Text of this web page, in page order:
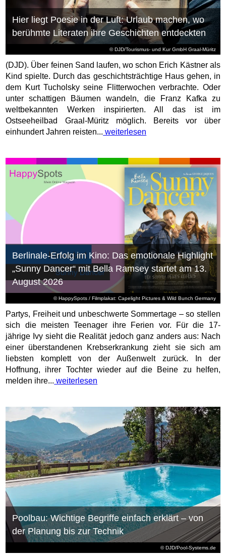
© DJD/Tourismus- und Kur GmbH Graal-Müritz
Hier liegt Poesie in der Luft: Urlaub machen, wo
berühmte Literaten ihre Geschichten entdeckten
(DJD). Über feinen Sand laufen, wo schon Erich Kästner als
Kind spielte. Durch das geschichtsträchtige Haus gehen, in
dem Kurt Tucholsky seine Flitterwochen verbrachte. Oder
unter schattigen Bäumen wandeln, die Franz Kafka zu
weltbekannten Werken inspirierten. All das ist im
Ostseeheilbad Graal-Müritz möglich. Bereits vor über
einhundert Jahren reisten... weiterlesen
© HappySpots / Filmplakat: Capelight Pictures & Wild Bunch Germany
Berlinale-Erfolg im Kino: Das emotionale Highlight
„Sunny Dancer“ mit Bella Ramsey startet am 13.
August 2026
Partys, Freiheit und unbeschwerte Sommertage – so stellen
sich die meisten Teenager ihre Ferien vor. Für die 17-
jährige Ivy sieht die Realität jedoch ganz anders aus: Nach
einer überstandenen Krebserkrankung zieht sie sich am
liebsten komplett von der Außenwelt zurück. In der
Hoffnung, ihrer Tochter wieder auf die Beine zu helfen,
melden ihre... weiterlesen
© DJD/Pool-Systems.de
Poolbau: Wichtige Begriffe einfach erklärt – von
der Planung bis zur Technik